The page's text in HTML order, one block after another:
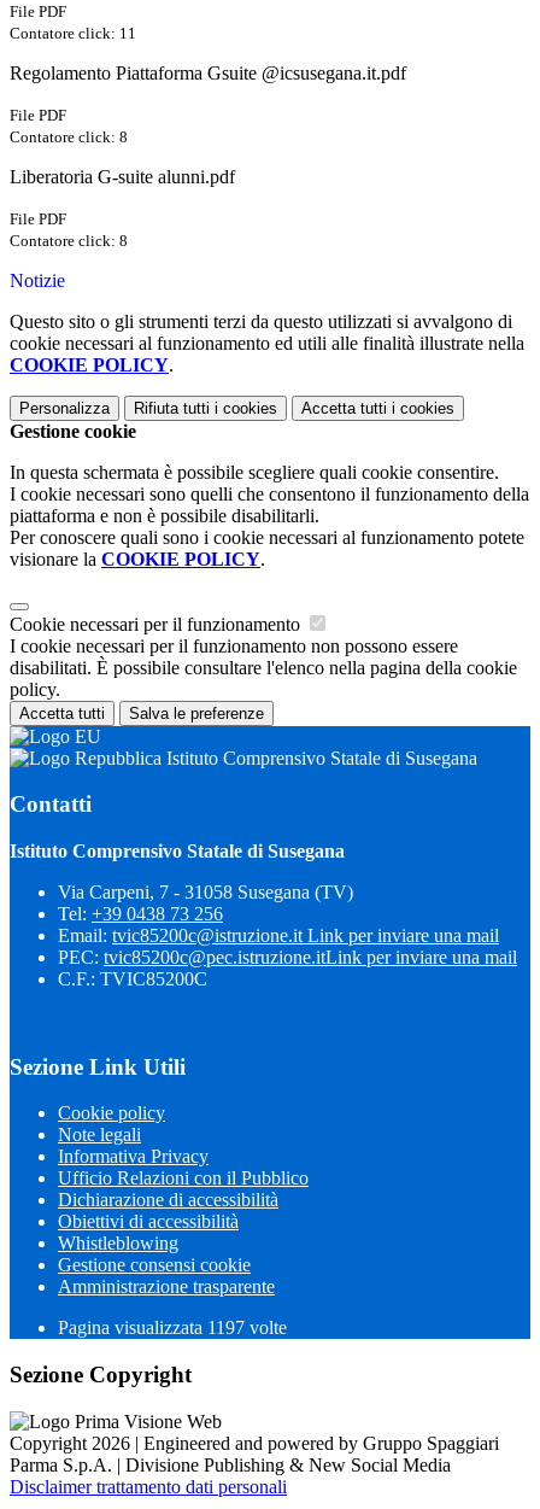
File PDF
Contatore click: 11
Regolamento Piattaforma Gsuite @icsusegana.it.pdf
File PDF
Contatore click: 8
Liberatoria G-suite alunni.pdf
File PDF
Contatore click: 8
Notizie
Questo sito o gli strumenti terzi da questo utilizzati si avvalgono di
cookie necessari al funzionamento ed utili alle finalità illustrate nella
COOKIE POLICY.
Personalizza Rifiuta tutti i cookies Accetta tutti i cookies
Gestione cookie
In questa schermata è possibile scegliere quali cookie consentire.
I cookie necessari sono quelli che consentono il funzionamento della
piattaforma e non è possibile disabilitarli.
Per conoscere quali sono i cookie necessari al funzionamento potete
visionare la COOKIE POLICY.
Cookie necessari per il funzionamento
I cookie necessari per il funzionamento non possono essere
disabilitati. È possibile consultare l'elenco nella pagina della cookie
policy.
Accetta tutti Salva le preferenze
Istituto Comprensivo Statale di Susegana
Contatti
Istituto Comprensivo Statale di Susegana
Via Carpeni, 7 - 31058 Susegana (TV)
Tel: +39 0438 73 256
Email: tvic85200c@istruzione.it Link per inviare una mail
PEC: tvic85200c@pec.istruzione.itLink per inviare una mail
C.F.: TVIC85200C
Sezione Link Utili
Cookie policy
Note legali
Informativa Privacy
Ufficio Relazioni con il Pubblico
Dichiarazione di accessibilità
Obiettivi di accessibilità
Whistleblowing
Gestione consensi cookie
Amministrazione trasparente
Pagina visualizzata 1197 volte
Sezione Copyright
Copyright 2026 | Engineered and powered by Gruppo Spaggiari
Parma S.p.A. | Divisione Publishing & New Social Media
Disclaimer trattamento dati personali